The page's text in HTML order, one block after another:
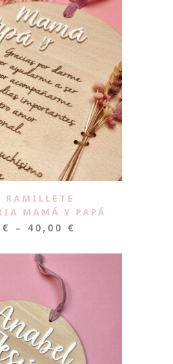
RAMILLETE
MAMÁ Y PAPÁ
€ – 40,00 €